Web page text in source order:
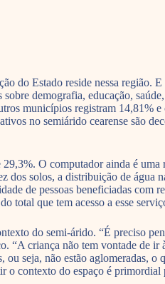
do Estado reside nessa região.
demografia, educação,
municípios registram 14,81%
no semiárido cearense são
O computador ainda é uma
dos solos, a distribuição de água
de pessoas beneficiadas com
total que tem acesso a esse
do semi-árido. “É preciso
“A criança não tem vontade de ir
ou seja, não estão aglomeradas, o
o contexto do espaço é primordial